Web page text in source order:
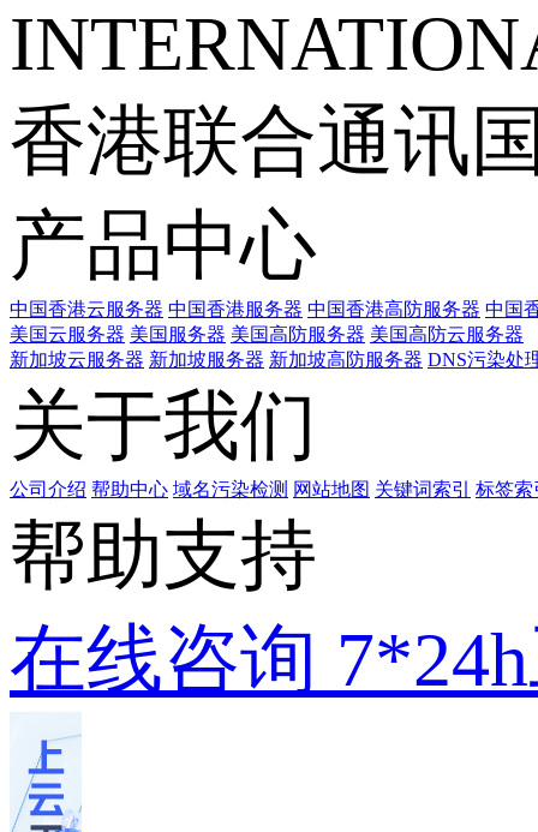
香港联合通讯
产品中心
中国香港云服务器 中国香港服务器 中国香港高防服务器 中国
美国云服务器 美国服务器 美国高防服务器 美国高防云服务器
新加坡云服务器 新加坡服务器 新加坡高防服务器 DNS污染处
关于我们
公司介绍 帮助中心 域名污染检测 网站地图 关键词索引 标签索
帮助支持
在线咨询